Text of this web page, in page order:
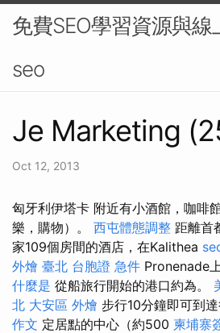
免費SEO學習資源與線
seo
Je Marketing
Oct 12, 2013
匈牙利伊塔卡 附近有小酒館，咖啡
樂，購物）。 西屯體態調整 距離首
家109個房間的酒店，在Kalithea
外燴 臺北 台胞證 急件 Pronenade
什麼是 從船旅行開始的港口約為。
北 大安區 外燴 步行10分鐘即可到
作文 定居點的中心（約500 柬埔寨